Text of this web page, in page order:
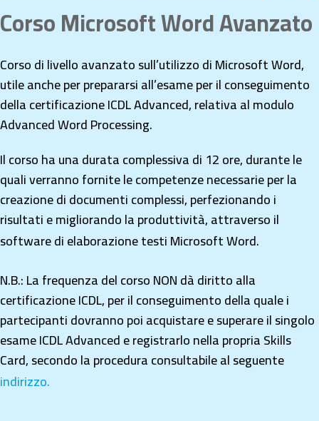
Corso Microsoft Word Avanzato
Corso di livello avanzato sull’utilizzo di Microsoft Word,
utile anche per prepararsi all’esame per il conseguimento
della certificazione ICDL Advanced, relativa al modulo
Advanced Word Processing.
Il corso ha una durata complessiva di 12 ore, durante le
quali verranno fornite le competenze necessarie per la
creazione di documenti complessi, perfezionando i
risultati e migliorando la produttività, attraverso il
software di elaborazione testi Microsoft Word.
N.B.: La frequenza del corso NON dà diritto alla
certificazione ICDL, per il conseguimento della quale i
partecipanti dovranno poi acquistare e superare il singolo
esame ICDL Advanced e registrarlo nella propria Skills
Card, secondo la procedura consultabile al seguente
indirizzo.